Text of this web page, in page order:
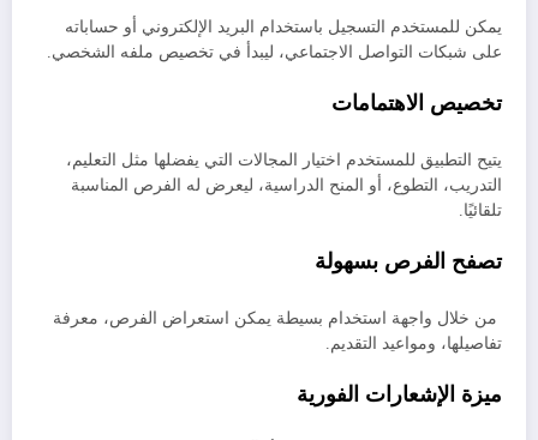
يمكن للمستخدم التسجيل باستخدام البريد الإلكتروني أو حساباته
على شبكات التواصل الاجتماعي، ليبدأ في تخصيص ملفه الشخصي.
تخصيص الاهتمامات
يتيح التطبيق للمستخدم اختيار المجالات التي يفضلها مثل التعليم،
التدريب، التطوع، أو المنح الدراسية، ليعرض له الفرص المناسبة
تلقائيًا.
تصفح الفرص بسهولة
من خلال واجهة استخدام بسيطة يمكن استعراض الفرص، معرفة
تفاصيلها، ومواعيد التقديم.
ميزة الإشعارات الفورية